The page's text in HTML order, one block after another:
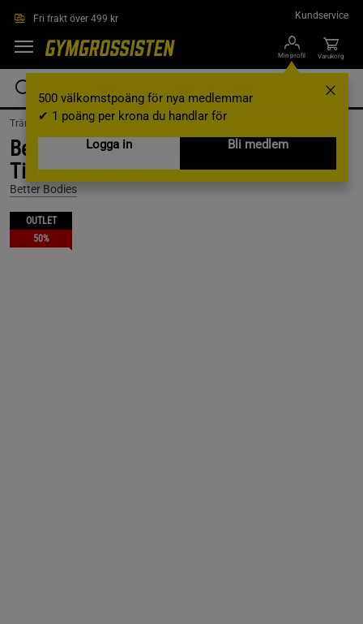
Fri frakt över 499 kr Kundservice
Min profil
500 välkomstpoäng för nya medlemmar
✔ 1 poäng per krona du handlar för
Logga in
Bli medlem
Varukorg
Träningskläder / Träningskläder Dam /Sport-BH
Better Bodies Sport tops, BB strappy bra,
Timber Camo, XS
Better Bodies
OUTLET
50%